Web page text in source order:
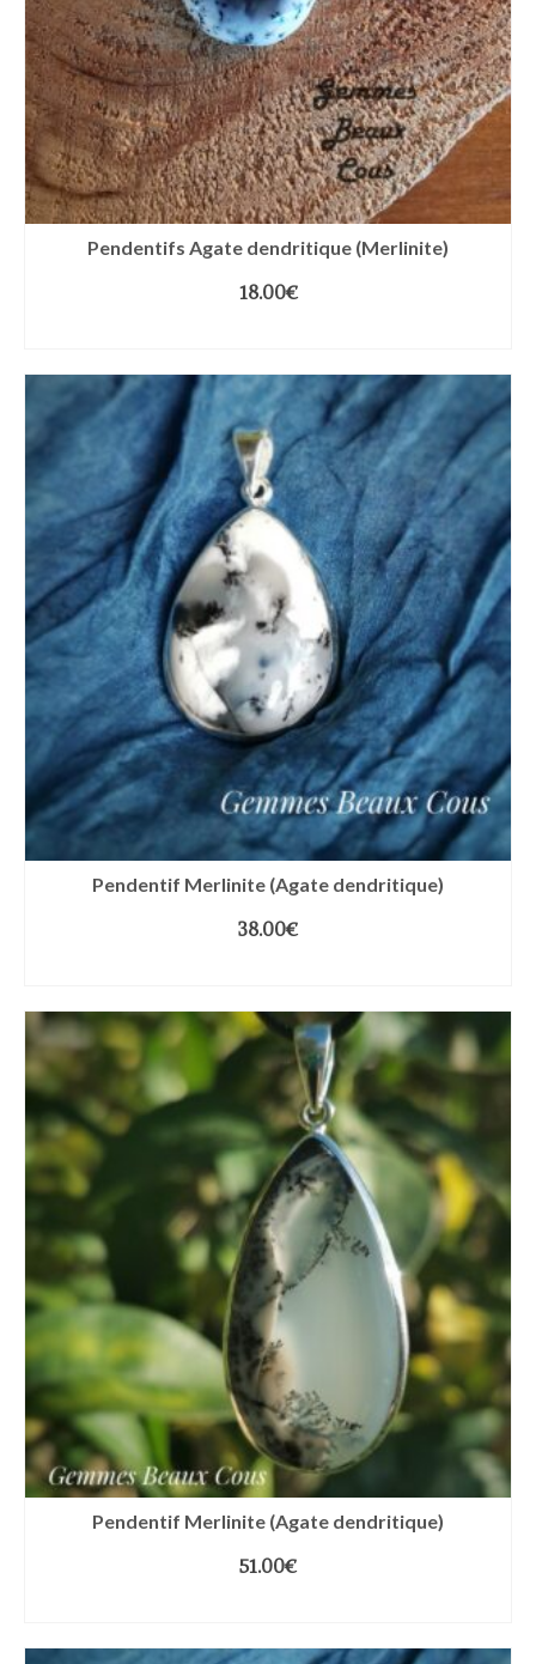
Pendentifs Agate dendritique (Merlinite)
18.00€
Pendentif Merlinite (Agate dendritique)
38.00€
Pendentif Merlinite (Agate dendritique)
51.00€